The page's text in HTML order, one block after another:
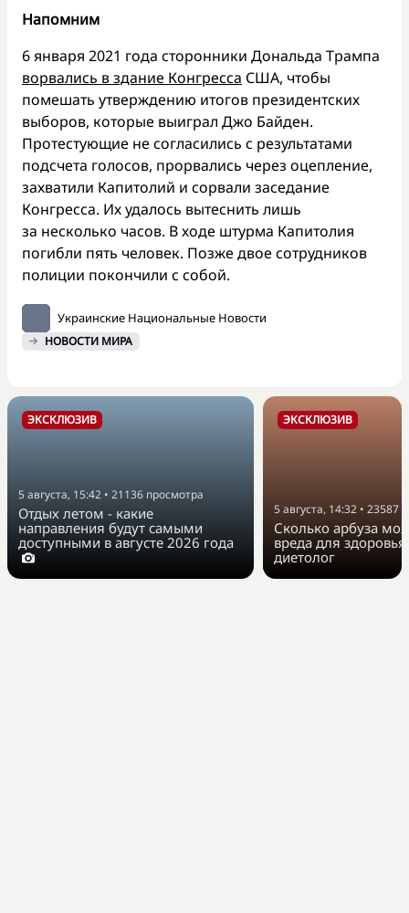
Напомним
6 января 2021 года сторонники Дональда Трампа
ворвались в здание Конгресса США, чтобы
помешать утверждению итогов президентских
выборов, которые выиграл Джо Байден.
Протестующие не согласились с результатами
подсчета голосов, прорвались через оцепление,
захватили Капитолий и сорвали заседание
Конгресса. Их удалось вытеснить лишь
за несколько часов. В ходе штурма Капитолия
погибли пять человек. Позже двое сотрудников
полиции покончили с собой.
Украинские Национальные Новости
НОВОСТИ МИРА
ЭКСКЛЮЗИВ
5 августа, 15:42 • 21136 просмотра
Отдых летом - какие
направления будут самыми
доступными в августе 2026 года
ЭКСКЛЮЗИВ
5 августа, 14:32 • 23587
Сколько арбуза
вреда для
диетолог